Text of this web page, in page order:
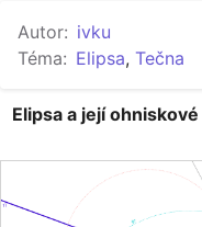
Autor: ivku
Téma: Elipsa, Tečna
Elipsa a její